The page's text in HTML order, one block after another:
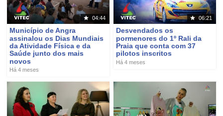
04:44
Município de Angra
assinalou os Dias Mundiais
da Atividade Física e da
Saúde junto dos mais
novos
Há 4 meses
06:21
Desvendados os
pormenores do 1º Rali da
Praia que conta com 37
pilotos inscritos
Há 4 meses